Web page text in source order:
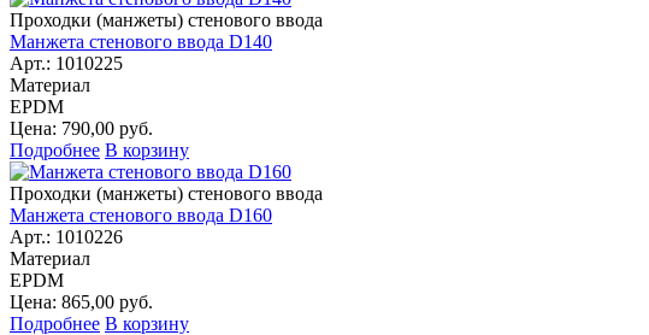
Проходки (манжеты) стенового ввода
Манжета стенового ввода D140
Арт.: 1010225
Материал
EPDM
Цена: 790,00 руб.
Подробнее В корзину
Проходки (манжеты) стенового ввода
Манжета стенового ввода D160
Арт.: 1010226
Материал
EPDM
Цена: 865,00 руб.
Подробнее В корзину